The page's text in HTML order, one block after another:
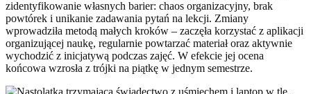
zidentyfikowanie własnych barier: chaos organizacyjny, brak
powtórek i unikanie zadawania pytań na lekcji. Zmiany
wprowadziła metodą małych kroków – zaczęła korzystać z aplikacji
organizującej naukę, regularnie powtarzać materiał oraz aktywnie
wychodzić z inicjatywą podczas zajęć. W efekcie jej ocena
końcowa wzrosła z trójki na piątkę w jednym semestrze.